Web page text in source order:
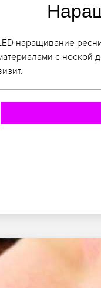
наращивание
с ноской